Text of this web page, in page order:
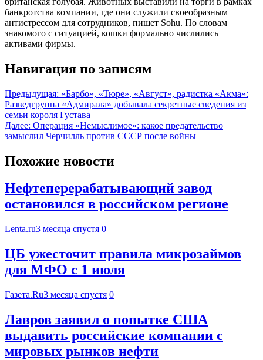
банкротства компании, где они служили своеобразным
антистрессом для сотрудников, пишет Sohu. По словам
знакомого с ситуацией, кошки формально числились
активами фирмы.
Навигация по записям
Предыдущая: «Барбо», «Тюре», «Август», радистка «Акма»:
Разведгруппа «Адмирала» добывала секретные сведения из
семьи короля Густава
Далее: Операция «Немыслимое»: какое предательство
замыслил Черчилль против СССР после войны
Похожие новости
Нефтеперерабатывающий завод
остановился в российском регионе
Lenta.ru3 месяца спустя 0
ЦБ ужесточит правила микрозаймов
для МФО с 1 июля
Газета.Ru3 месяца спустя 0
Лавров заявил о попытке США
выдавить российские компании с
мировых рынков нефти